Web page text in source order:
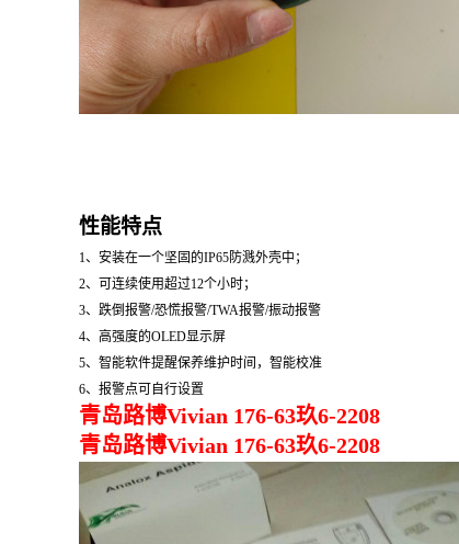
性能特点
1、 安装在一个坚固的IP65防溅外壳中 ；
2、 可连续使用超过12个小时；
3、 跌倒报警/恐慌报警/TWA报警/振动报警
4、 高强度的OLED显示屏
5、 智能软件提醒保养维护时间，智能校准
6、 报警点可自行设置
青岛路博Vivian 176-63玖6-2208
青岛路博Vivian 176-63玖6-2208